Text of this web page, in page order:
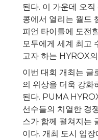
된다. 이 가운데 오
콩에서 열리는 월드
피언 타이틀에 도전
모두에게 세계 최고
고자 하는 HYROX
이번 대회 개최는 글
의 위상을 더욱 강화
된다. PUMA
선수들의 치열한 경
스가 함께 펼쳐지는
이다. 개최 도시 입장